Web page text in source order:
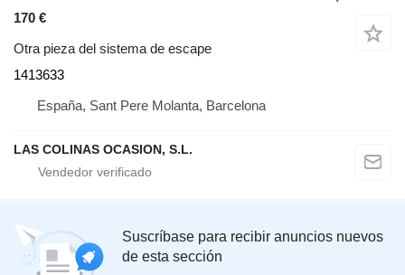
170 €
Otra pieza del sistema de escape
1413633
España, Sant Pere Molanta, Barcelona
LAS COLINAS OCASION, S.L.
Suscríbase para recibir anuncios nuevos
de esta sección